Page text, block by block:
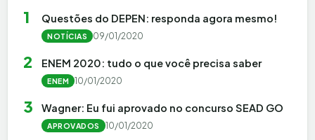
1 Questões do DEPEN: responda agora mesmo!
NOTÍCIAS 09/01/2020
2 ENEM 2020: tudo o que você precisa saber
ENEM 10/01/2020
3 Wagner: Eu fui aprovado no concurso SEAD GO
APROVADOS 10/01/2020